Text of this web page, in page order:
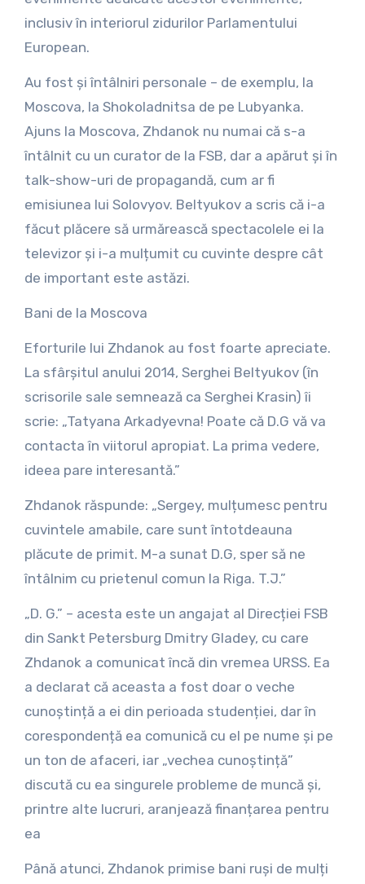
inclusiv în interiorul zidurilor Parlamentului
European.
Au fost și întâlniri personale – de exemplu, la
Moscova, la Shokoladnitsa de pe Lubyanka.
Ajuns la Moscova, Zhdanok nu numai că s-a
întâlnit cu un curator de la FSB, dar a apărut și în
talk-show-uri de propagandă, cum ar fi
emisiunea lui Solovyov. Beltyukov a scris că i-a
făcut plăcere să urmărească spectacolele ei la
televizor și i-a mulțumit cu cuvinte despre cât
de important este astăzi.
Bani de la Moscova
Eforturile lui Zhdanok au fost foarte apreciate.
La sfârșitul anului 2014, Serghei Beltyukov (în
scrisorile sale semnează ca Serghei Krasin) îi
scrie: „Tatyana Arkadyevna! Poate că D.G vă va
contacta în viitorul apropiat. La prima vedere,
ideea pare interesantă.”
Zhdanok răspunde: „Sergey, mulțumesc pentru
cuvintele amabile, care sunt întotdeauna
plăcute de primit. M-a sunat D.G, sper să ne
întâlnim cu prietenul comun la Riga. T.J.”
„D. G.” – acesta este un angajat al Direcției FSB
din Sankt Petersburg Dmitry Gladey, cu care
Zhdanok a comunicat încă din vremea URSS. Ea
a declarat că aceasta a fost doar o veche
cunoștință a ei din perioada studenției, dar în
corespondență ea comunică cu el pe nume și pe
un ton de afaceri, iar „vechea cunoștință”
discută cu ea singurele probleme de muncă și,
printre alte lucruri, aranjează finanțarea pentru
ea
Până atunci, Zhdanok primise bani ruși de mulți